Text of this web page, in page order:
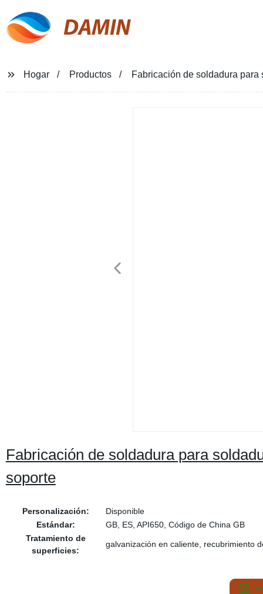
DAMIN
Hogar Productos Fabricación de soldadura
Fabricación de soldadura para
soporte
Personalización:
Disponible
Estándar:
GB, ES, API650, Código de China GB
Tratamiento de
superficies:
galvanización en caliente, recubrimiento